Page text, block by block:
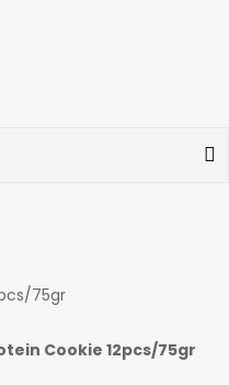
Cookie 12pcs/75gr